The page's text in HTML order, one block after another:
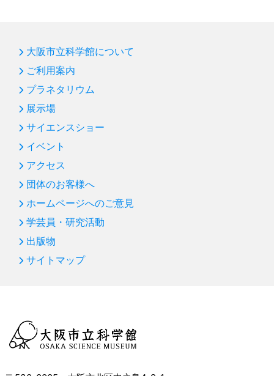
第87回サイエンスショー「飛ばしてみよう！」
第86回 プラネタリウム「オーロラ」
第85回 サイエンスショー「バランス大実験」
新年のごあいさつ
第84回 プラネタリウム「ビッグバン～宇宙ヒストリア
～」
第83回 サイエンスショー「水の科学」：凍らない水
第82回 プラネタリウム「宇宙人をさがす冴えたやり方
―沈黙のフライバイ」
第81回 「はやぶさ２」 プラネタリウム＆企画展につい
て
第80回 サイエンスショー「空気パワー」
第77回 オーストラリア・パワーハウスミュージアム訪
大阪市立科学館について
ご利用案内
プラネタリウム
展示場
サイエンスショー
イベント
アクセス
団体のお客様へ
ホームページへのご意見
学芸員・研究活動
出版物
サイトマップ